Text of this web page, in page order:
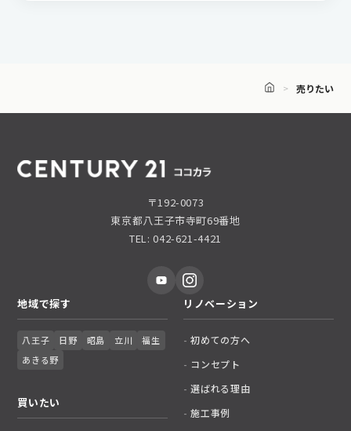
売りたい
〒192-0073
東京都八王子市寺町69番地
TEL: 042-621-4421
地域で探す
八王子 日野 昭島 立川
福生
あきる野
買いたい
リノベーション
初めての方へ
コンセプト
選ばれる理由
施工事例